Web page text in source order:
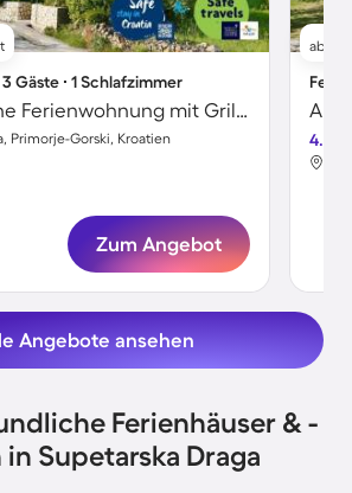
Gäste ∙ 1 Schlafzimmer
Wunderschöne Ferienwohnung mit Grill, schnellem Internet und Garten
Primorje-Gorski, Kroatien
Zum Angebot
ab
4.7
Angebote ansehen
Ferienhäuser & -
Supetarska Draga